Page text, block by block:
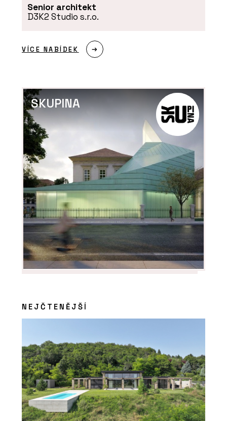
Senior architekt
D3K2 Studio s.r.o.
VÍCE NABÍDEK
SKUPINA
NEJČTENĚJŠÍ